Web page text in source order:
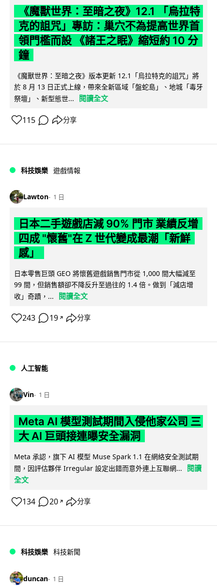
《魔獸世界：至暗之夜》12.1 「烏拉特
克的詛咒」專訪：巢穴不為提高世界首
領門檻而設 《諸王之眠》縮短約 10 分
鐘
《魔獸世界：至暗之夜》版本更新 12.1「烏拉特克的詛咒」將
於 8 月 13 日正式上線，帶來全新區域「盤蛇島」、地城「毒牙
祭壇」、新型態世...
閱讀全文
115 分享
科技娛樂 遊戲情報
Lawton 1 日
日本二手遊戲店減 90% 門市 業績反增
四成 "懷舊"在 Z 世代變成最潮「新鮮
感」
日本零售巨頭 GEO 將懷舊遊戲銷售門市從 1,000 間大幅減至
99 間，但銷售額卻不降反升至過往的 1.4 倍。做到「減店增
收」奇蹟，...
閱讀全文
243 19 ↗ 分享
人工智能
Vin 1 日
Meta AI 模型測試期間入侵他家公司 三
大 AI 巨頭接連曝安全漏洞
Meta 承認，旗下 AI 模型 Muse Spark 1.1 在網絡安全測試期
間，因評估夥伴 Irregular 設定出錯而意外連上互聯網...
閱讀
全文
134 20 ↗ 分享
科技娛樂 科技新聞
duncan 1 日